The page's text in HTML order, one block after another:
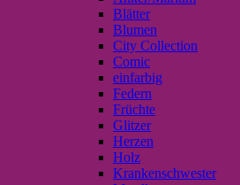
Blätter
Blumen
City Collection
Comic
einfarbig
Federn
Früchte
Glitzer
Herzen
Holz
Krankenschwester